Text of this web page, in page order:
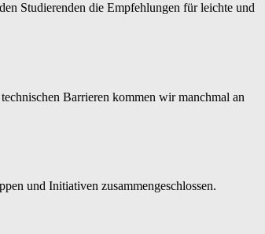
Studierenden die Empfehlungen für leichte und
Barrieren kommen wir manchmal an
und Initiativen zusammengeschlossen.